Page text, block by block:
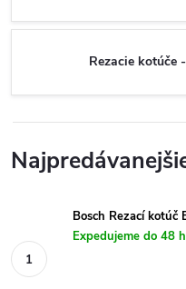
Rezacie kotúče
Bosch Rezací
Expedujeme do 48